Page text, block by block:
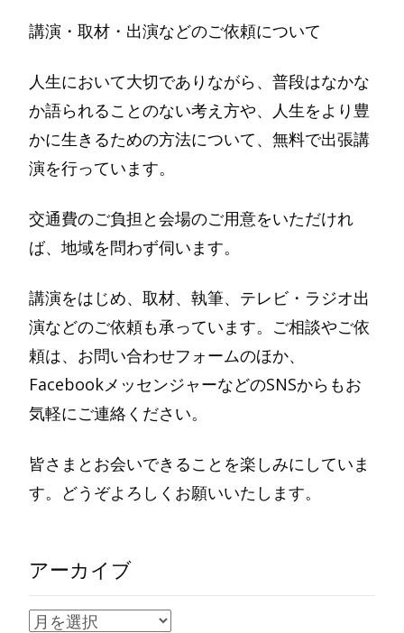
講演・取材・出演などのご依頼について
人生において大切でありながら、普段はなかな
か語られることのない考え方や、人生をより豊
かに生きるための方法について、無料で出張講
演を行っています。
交通費のご負担と会場のご用意をいただけれ
ば、地域を問わず伺います。
講演をはじめ、取材、執筆、テレビ・ラジオ出
演などのご依頼も承っています。ご相談やご依
頼は、お問い合わせフォームのほか、
FacebookメッセンジャーなどのSNSからもお
気軽にご連絡ください。
皆さまとお会いできることを楽しみにしていま
す。どうぞよろしくお願いいたします。
アーカイブ
ア